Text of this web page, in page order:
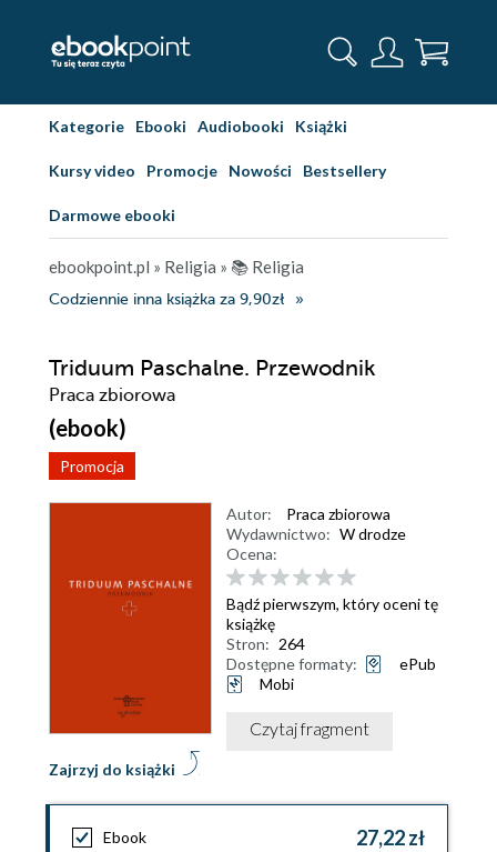
Kategorie Ebooki Audiobooki Książki
Kursy video Promocje Nowości Bestsellery
Darmowe ebooki
ebookpoint.pl » Religia » 📚 Religia
Codziennie inna książka za 9,90zł
Triduum Paschalne. Przewodnik
Praca zbiorowa
(ebook)
Promocja
Zajrzyj do książki
Autor:
Praca zbiorowa
Wydawnictwo: W drodze
Ocena:
Bądź pierwszym, który oceni tę
książkę
Stron: 264
Dostępne formaty:
ePub
Mobi
Czytaj fragment
Ebook 27,22 zł